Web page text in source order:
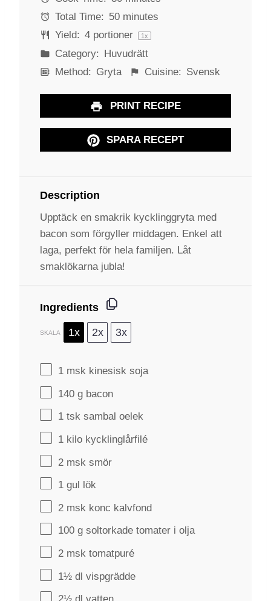
s
s
s
Total Time: 50 minutes
Yield: 4portioner 1x
Category: Huvudrätt
Method: Gryta Cuisine: Svensk
PRINT RECIPE
SPARA RECEPT
Description
Upptäck en smakrik kycklinggryta med
bacon som förgyller middagen. Enkel att
laga, perfekt för hela familjen. Låt
smaklökarna jubla!
Ingredients
SKALA 1x 2x 3x
1 msk kinesisk soja
140 g bacon
1 tsk sambal oelek
1 kilo kycklinglårfilé
2 msk smör
1 gul lök
2 msk konc kalvfond
100 g soltorkade tomater i olja
2 msk tomatpuré
1½ dl vispgrädde